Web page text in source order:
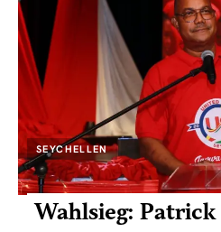
SEYCHELLEN
Wahlsieg: